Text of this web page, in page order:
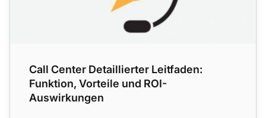
Call Center Detaillierter Leitfaden:
Funktion, Vorteile und ROI-
Auswirkungen